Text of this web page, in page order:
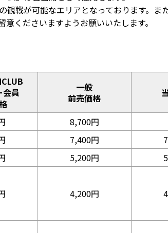
観戦が可能なエリアとなっております。ま
くださいますようお願いいたします。
会員
一般
前売価格
8,700円
7,400円
5,200円
4,200円